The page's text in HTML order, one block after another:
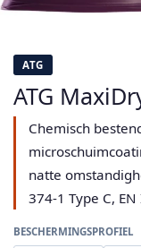
ATG
ATG
Chemisch
natte
374-1 Type C,
BESCHERMINGSPROFIEL